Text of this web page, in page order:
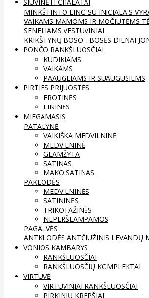
SIUVINĖTI CHALATAI
MINKŠTINTO LINO SU INICIALAIS
VAIKAMS MAMOMS IR MOČIUTĖMS
SENELIAMS VESTUVINIAI
KRIKŠTYNŲ BOSO - BOSĖS DIENAI
PONČO RANKŠLUOSČIAI
KŪDIKIAMS
VAIKAMS
PAAUGLIAMS IR SUAUGUSIEMS
PIRTIES PRIJUOSTĖS
FROTINĖS
LININĖS
MIEGAMASIS
PATALYNĖ
VAIKIŠKA MEDVILNINĖ
MEDVILNINĖ
GLAMŽYTA
SATINAS
MAKO SATINAS
PAKLODĖS
MEDVILNINĖS
SATININĖS
TRIKOTAŽINĖS
NEPERŠLAMPAMOS
PAGALVĖS
ANTKLODĖS ANTČIUŽINIS LEVANDŲ
VONIOS KAMBARYS
RANKŠLUOSČIAI
RANKŠLUOSČIŲ KOMPLEKTAI
VIRTUVĖ
VIRTUVINIAI RANKŠLUOSČIAI
PIRKINIŲ KREPŠIAI